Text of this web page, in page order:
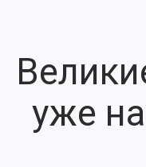
уже